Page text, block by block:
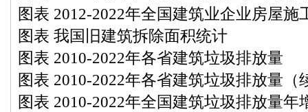
图表 2012-2022年全国建筑业企业房屋施
图表 我国旧建筑拆除面积统计
图表 2010-2022年各省建筑垃圾排放量
图表 2010-2022年各省建筑垃圾排放量（
图表 2010-2022年全国建筑垃圾排放量年